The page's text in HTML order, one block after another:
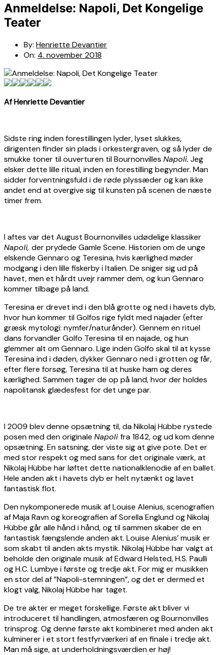
Anmeldelse: Napoli, Det Kongelige
Teater
By: Henriette Devantier
On: 4. november 2018
Af Henriette Devantier
Sidste ring inden forestillingen lyder, lyset slukkes,
dirigenten finder sin plads i orkestergraven, og så lyder de
smukke toner til ouverturen til Bournonvilles Napoli. Jeg
elsker dette lille ritual, inden en forestilling begynder. Man
sidder forventningsfuld i de røde plyssæder og kan ikke
andet end at overgive sig til kunsten på scenen de næste
timer frem.
I aftes var det August Bournonvilles udødelige klassiker
Napoli, der prydede Gamle Scene. Historien om de unge
elskende Gennaro og Teresina, hvis kærlighed møder
modgang i den lille fiskerby i Italien. De sniger sig ud på
havet, men et hårdt uvejr rammer dem, og kun Gennaro
kommer tilbage på land.
Teresina er drevet ind i den blå grotte og ned i havets dyb,
hvor hun kommer til Golfos rige fyldt med najader (efter
græsk mytologi: nymfer/naturånder). Gennem en rituel
dans forvandler Golfo Teresina til en najade, og hun
glemmer alt om Gennaro. Lige inden Golfo skal til at kysse
Teresina ind i døden, dykker Gennaro ned i grotten og får,
efter flere forsøg, Teresina til at huske ham og deres
kærlighed. Sammen tager de op på land, hvor der holdes
napolitansk glædesfest for det unge par.
I 2009 blev denne opsætning til, da Nikolaj Hübbe rystede
posen med den originale Napoli fra 1842, og ud kom denne
opsætning. En satsning, der viste sig at give pote. Det er
med stor respekt og med sans for det originale værk, at
Nikolaj Hübbe har løftet dette nationalklenodie af en ballet.
Hele anden akt i havets dyb er helt nytænkt og lavet
fantastisk flot.
Den nykomponerede musik af Louise Alenius, scenografien
af Maja Ravn og koreografien af Sorella Englund og Nikolaj
Hübbe går alle hånd i hånd, og til sammen skaber de en
fantastisk fængslende anden akt. Louise Alenius’ musik er
som skabt til anden akts mystik. Nikolaj Hübbe har valgt at
beholde den originale musik af Edward Helsted, H.S. Paulli
og H.C. Lumbye i første og tredje akt. For mig er musikken
en stor del af ”Napoli-stemningen”, og det er dermed et
klogt valg, Nikolaj Hübbe har taget.
De tre akter er meget forskellige. Første akt bliver vi
introduceret til handlingen, atmosfæren og Bournonvilles
trinsprog. Og denne første akt kombineret med anden akt
kulminerer i et stort festfyrværkeri af en finale i tredje akt.
Man må sige, at underholdningsværdien er høj!